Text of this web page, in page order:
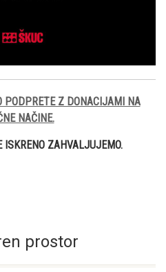
PODPRETE Z DONACIJAMI NA
NAČINE.
ISKRENO ZAHVALJUJEMO.
prostor